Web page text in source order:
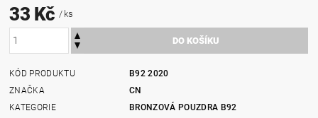
33 Kč/ ks
KÓD PRODUKTU
B92 2020
ZNAČKA
CN
KATEGORIE
BRONZOVÁ POUZDRA B92